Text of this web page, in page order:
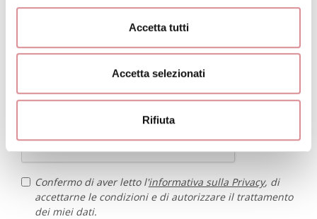
Accetta tutti
Accetta selezionati
Rifiuta
La data è indicativa. Verrai contattata quanto prima per
concordare insieme il giorno e l'ora della prova abito.
Confermo di aver letto l'informativa sulla Privacy, di
accettarne le condizioni e di autorizzare il trattamento
dei miei dati.